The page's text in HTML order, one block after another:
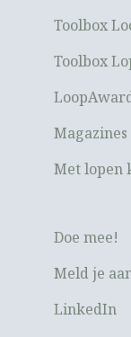
Toolbox
Toolbox
Magazines
Met lopen
Doe mee!
Meld je
LinkedIn